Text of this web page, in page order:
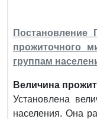
прожиточного
группам
Величина
Установлена
населения. Она